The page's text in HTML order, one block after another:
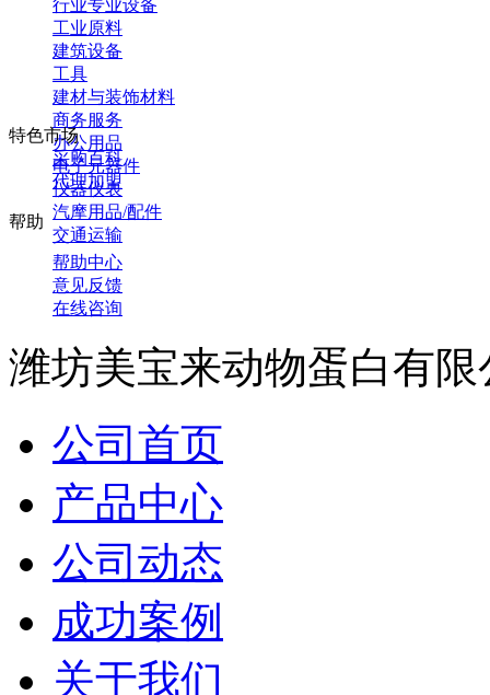
行业专业设备
工业原料
建筑设备
工具
建材与装饰材料
商务服务
办公用品
电子元器件
仪器仪表
汽摩用品/配件
交通运输
特色市场
采购百科
代理加盟
帮助
帮助中心
意见反馈
在线咨询
潍坊美宝来动物蛋白有限
公司首页
产品中心
公司动态
成功案例
关于我们